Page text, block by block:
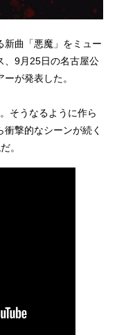
新曲「悪魔」をミュー
、9月25日の名古屋公
が発表した。
そうなるように作ら
撃的なシーンが続く
。